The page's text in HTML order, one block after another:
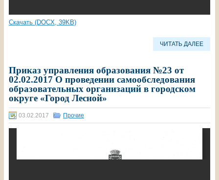
Скачать (DOCX, 39KB)
ЧИТАТЬ ДАЛЕЕ
Приказ управления образования №23 от
02.02.2017 О проведении самообследования
образовательных организаций в городском
округе «Город Лесной»
03.02.2017 Прочие